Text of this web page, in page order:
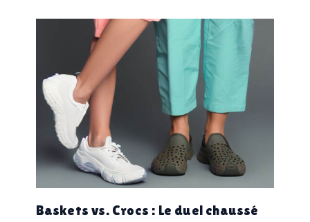
Baskets vs. Crocs : Le duel chaussé